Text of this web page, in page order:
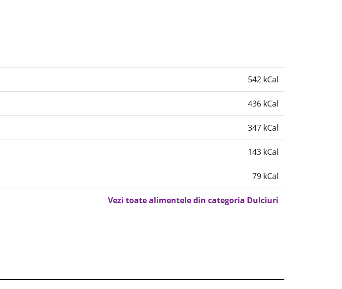
542 kCal
436 kCal
347 kCal
143 kCal
79 kCal
Vezi toate alimentele din categoria Dulciuri